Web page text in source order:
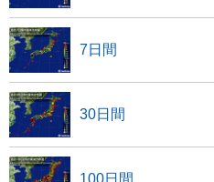
7日間
30日間
100日間